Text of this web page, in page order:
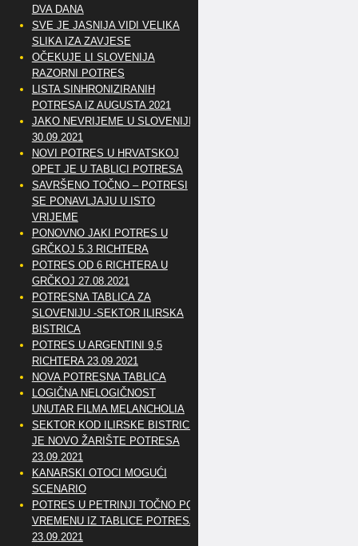
DVA DANA
SVE JE JASNIJA VIDI VELIKA
SLIKA IZA ZAVJESE
OČEKUJE LI SLOVENIJA
RAZORNI POTRES
LISTA SINHRONIZIRANIH
POTRESA IZ AUGUSTA 2021
JAKO NEVRIJEME U SLOVENIJI
30.09.2021
NOVI POTRES U HRVATSKOJ
OPET JE U TABLICI POTRESA
SAVRŠENO TOČNO – POTRESI
SE PONAVLJAJU U ISTO
VRIJEME
PONOVNO JAKI POTRES U
GRČKOJ 5.3 RICHTERA
POTRES OD 6 RICHTERA U
GRČKOJ 27.08.2021
POTRESNA TABLICA ZA
SLOVENIJU -SEKTOR ILIRSKA
BISTRICA
POTRES U ARGENTINI 9,5
RICHTERA 23.09.2021
NOVA POTRESNA TABLICA
LOGIČNA NELOGIČNOST
UNUTAR FILMA MELANCHOLIA
SEKTOR KOD ILIRSKE BISTRICE
JE NOVO ŽARIŠTE POTRESA
23.09.2021
KANARSKI OTOCI MOGUĆI
SCENARIO
POTRES U PETRINJI TOČNO PO
VREMENU IZ TABLICE POTRESA
23.09.2021